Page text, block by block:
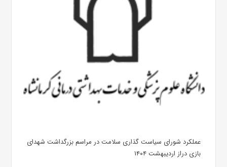
عملکرد شورای سیاست گذاری سلامت در مراسم بزرگداشت شهدای
بازی دراز اردیبهشت ۱۴۰۴